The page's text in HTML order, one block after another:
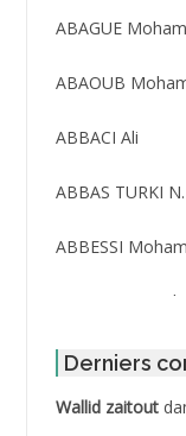
ABAGUE
ABAOUB
ABBACI Ali
ABBAS TURKI
ABBESSI
ABBOUR
ABDAT Amar
ABDEDDAIM
Derniers
Wallid zaitout